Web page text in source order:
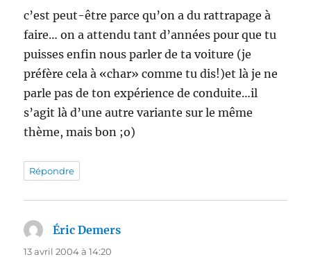
c’est peut-être parce qu’on a du rattrapage à
faire… on a attendu tant d’années pour que tu
puisses enfin nous parler de ta voiture (je
préfère cela à «char» comme tu dis!)et là je ne
parle pas de ton expérience de conduite…il
s’agit là d’une autre variante sur le même
thème, mais bon ;o)
Répondre
Éric Demers
13 avril 2004 à 14:20